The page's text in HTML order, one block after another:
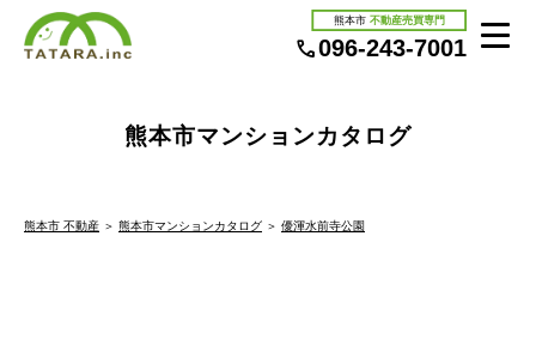
熊本市 不動産売買専門
096-243-7001
熊本市マンションカタログ
熊本市 不動産 ＞ 熊本市マンションカタログ ＞ 優渾水前寺公園